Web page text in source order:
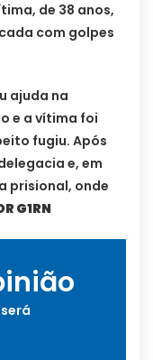
de 38 anos,
com golpes
ajuda na
e a vítima foi
fugiu. Após
e, em
prisional, onde
G1RN